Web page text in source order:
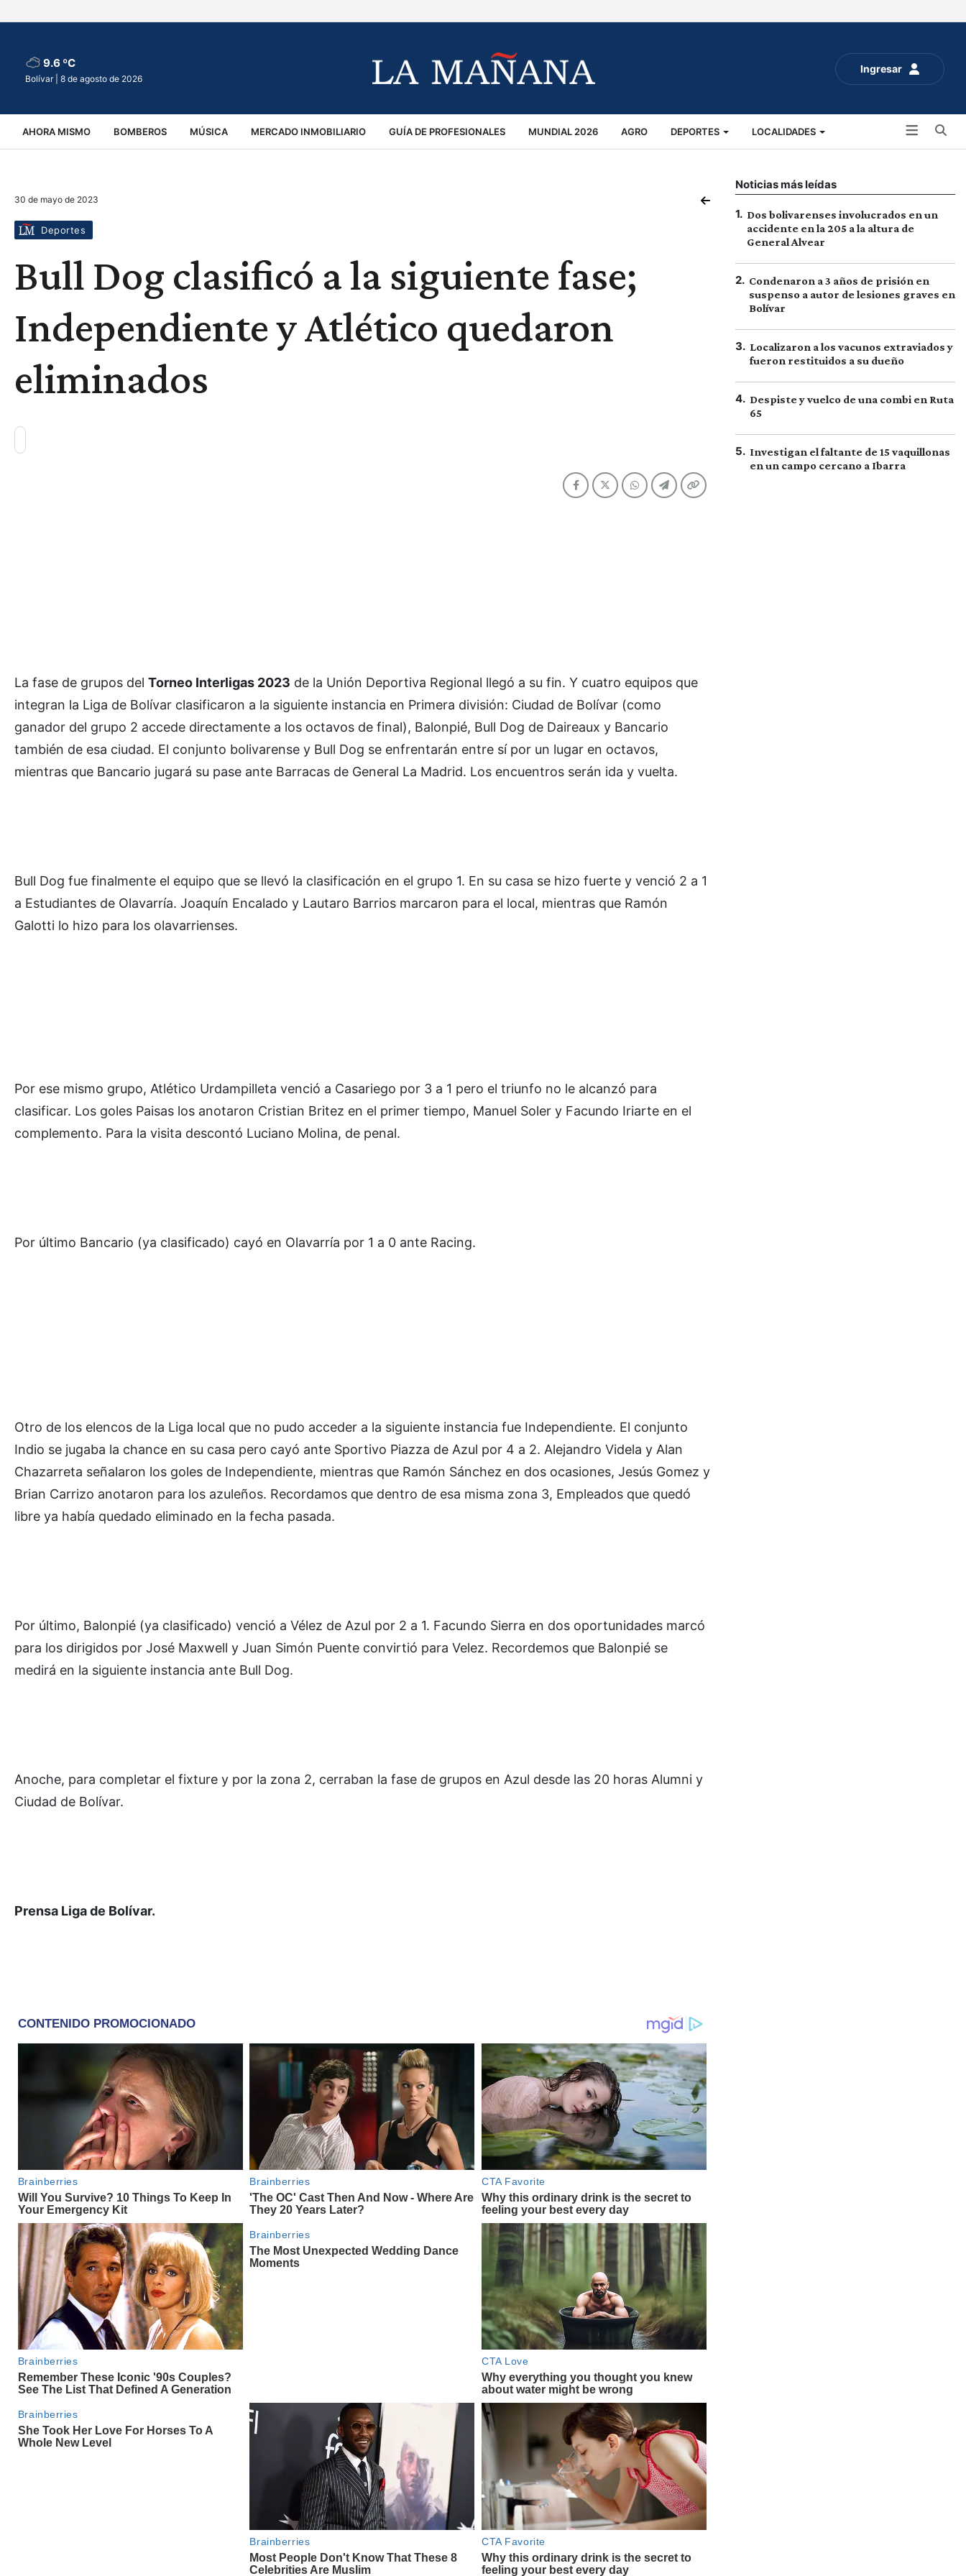
Ingresar
9.6 ºC
Bolívar | 8 de agosto de 2026
AHORA MISMO BOMBEROS MÚSICA MERCADO INMOBILIARIO GUÍA DE PROFESIONALES MUNDIAL 2026 AGRO DEPORTES LOCALIDADES
VIRALES ACCIDENTES
30 de mayo de 2023
Deportes
Bull Dog clasificó a la siguiente fase;
Independiente y Atlético quedaron
eliminados
La fase de grupos del Torneo Interligas 2023 de la Unión Deportiva Regional llegó a su fin. Y cuatro equipos que
integran la Liga de Bolívar clasificaron a la siguiente instancia en Primera división: Ciudad de Bolívar (como
ganador del grupo 2 accede directamente a los octavos de final), Balonpié, Bull Dog de Daireaux y Bancario
también de esa ciudad. El conjunto bolivarense y Bull Dog se enfrentarán entre sí por un lugar en octavos,
mientras que Bancario jugará su pase ante Barracas de General La Madrid. Los encuentros serán ida y vuelta.
Bull Dog fue finalmente el equipo que se llevó la clasificación en el grupo 1. En su casa se hizo fuerte y venció 2 a 1
a Estudiantes de Olavarría. Joaquín Encalado y Lautaro Barrios marcaron para el local, mientras que Ramón
Galotti lo hizo para los olavarrienses.
Por ese mismo grupo, Atlético Urdampilleta venció a Casariego por 3 a 1 pero el triunfo no le alcanzó para
clasificar. Los goles Paisas los anotaron Cristian Britez en el primer tiempo, Manuel Soler y Facundo Iriarte en el
complemento. Para la visita descontó Luciano Molina, de penal.
Por último Bancario (ya clasificado) cayó en Olavarría por 1 a 0 ante Racing.
Otro de los elencos de la Liga local que no pudo acceder a la siguiente instancia fue Independiente. El conjunto
Indio se jugaba la chance en su casa pero cayó ante Sportivo Piazza de Azul por 4 a 2. Alejandro Videla y Alan
Chazarreta señalaron los goles de Independiente, mientras que Ramón Sánchez en dos ocasiones, Jesús Gomez y
Brian Carrizo anotaron para los azuleños. Recordamos que dentro de esa misma zona 3, Empleados que quedó
libre ya había quedado eliminado en la fecha pasada.
Por último, Balonpié (ya clasificado) venció a Vélez de Azul por 2 a 1. Facundo Sierra en dos oportunidades marcó
para los dirigidos por José Maxwell y Juan Simón Puente convirtió para Velez. Recordemos que Balonpié se
medirá en la siguiente instancia ante Bull Dog.
Anoche, para completar el fixture y por la zona 2, cerraban la fase de grupos en Azul desde las 20 horas Alumni y
Ciudad de Bolívar.
Prensa Liga de Bolívar.
Noticias más leídas
1. Dos bolivarenses involucrados en un
accidente en la 205 a la altura de
General Alvear
2. Condenaron a 3 años de prisión en
suspenso a autor de lesiones graves en
Bolívar
3. Localizaron a los vacunos extraviados y
fueron restituidos a su dueño
4. Despiste y vuelco de una combi en Ruta
65
5. Investigan el faltante de 15 vaquillonas
en un campo cercano a Ibarra